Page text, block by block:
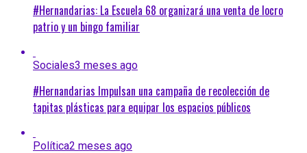
#Hernandarias: La Escuela 68 organizará una venta de locro
patrio y un bingo familiar
Sociales3 meses ago
#Hernandarias Impulsan una campaña de recolección de
tapitas plásticas para equipar los espacios públicos
Política2 meses ago